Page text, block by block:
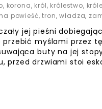
, korona, król, królestwo,
powieść,tron,władza,
jej pieśni
przebić myślami przez
buty na jej
przed drzwiami stoi